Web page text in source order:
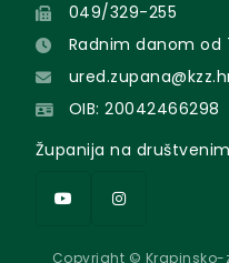
049/329-255
Radnim danom od
OIB: 20042466298
Županija na
Copyright ©